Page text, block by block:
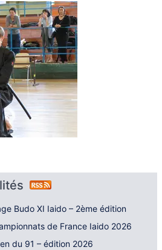
Budo XI Iaido – 2ème édition
de France Iaido 2026
du 91 – édition 2026